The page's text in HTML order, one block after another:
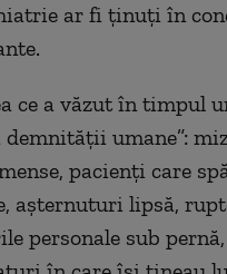
ar fi ţinuţi în
ce a văzut în timpul
umane”:
pacienţi care
aşternuturi lipsă,
personale sub